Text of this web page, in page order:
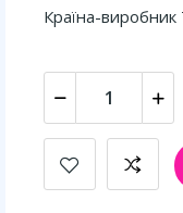
Країна-